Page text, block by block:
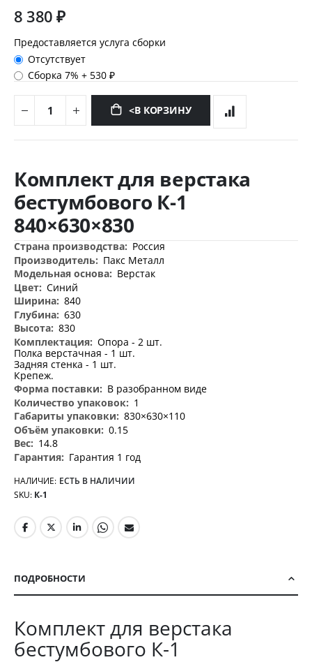
8 380 ₽
Предоставляется услуга сборки
Отсутствует
Сборка 7%+ 530 ₽
<В КОРЗИНУ
к
началу
галереи
изображений
Комплект для верстака
бестумбового К-1
840×630×830
Дополнительная
информация
Россия
Пакс Металл
Верстак
Синий
840
630
830
Опора - 2 шт.
Полка верстачная - 1 шт.
Задняя стенка - 1 шт.
Крепеж.
В разобранном виде
1
830×630×110
0.15
14.8
Гарантия 1 год
НАЛИЧИЕ: ЕСТЬ В НАЛИЧИИ
SKU К-1
ПОДРОБНОСТИ
Комплект для верстака
бестумбового К-1